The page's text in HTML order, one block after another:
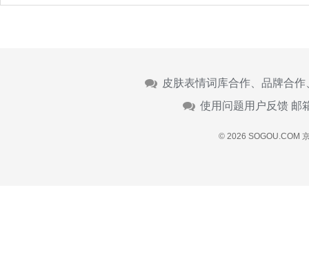
皮肤表情词库合作、品牌合
使用问题用户反馈 邮
© 2026 SOGOU.COM